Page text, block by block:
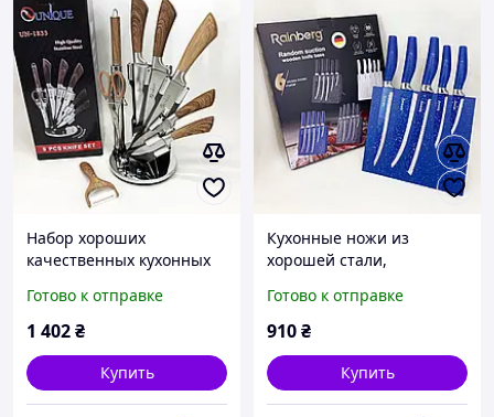
Набор хороших
качественных кухонных
Кухонный набор ножей
для нарезки JE-92
Готово к отправке
1 402₴
Купить
Кухонные ножи из
хорошей стали,
ножи Товары для кухни
RT-29
Готово к отправке
910₴
Купить